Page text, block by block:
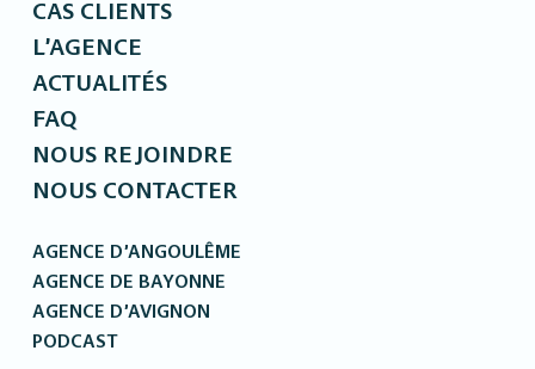
CAS CLIENTS
L’AGENCE
ACTUALITÉS
FAQ
NOUS REJOINDRE
NOUS CONTACTER
AGENCE D’ANGOULÊME
AGENCE DE BAYONNE
AGENCE D’AVIGNON
PODCAST